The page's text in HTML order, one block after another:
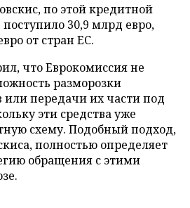
по этой кредитной
30,9 млрд евро,
от стран ЕС.
что Еврокомиссия не
разморозки
или передачи их части под
эти средства уже
схему. Подобный подход,
полностью определяет
обращения с этими